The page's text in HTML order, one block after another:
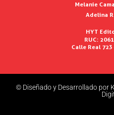
Melanie
Adelina
HYT
RUC:
Calle Real
© Diseñado y Desarrollado por